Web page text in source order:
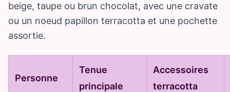
beige, taupe ou brun chocolat, avec une cravate
ou un noeud papillon terracotta et une pochette
assortie.
Personne
Tenue
principale
Accessoires
terracotta